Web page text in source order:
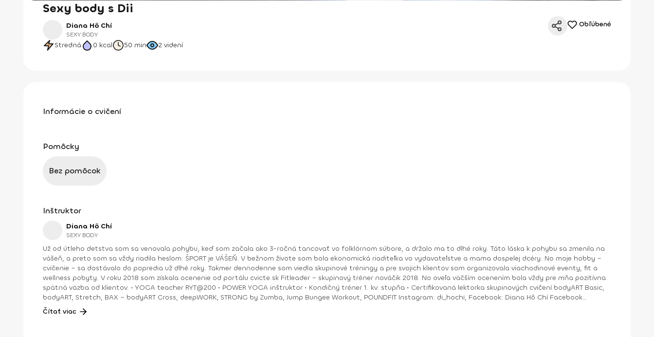
Sexy body s Dii
Diana Hô Chí
SEXY BODY
Stredná 0 kcal 50 min 2 videní
Obľúbené
Informácie o cvičení
Pomôcky
Bez pomôcok
Inštruktor
Diana Hô Chí
SEXY BODY
Už od útleho detstva som sa venovala pohybu, keď som začala ako 3-ročná tancovať vo folklórnom súbore, a držalo ma to dlhé roky. Táto láska k pohybu sa zmenila na
vášeň, a preto som sa vždy riadila heslom: ŠPORT je VÁŠEŇ. V bežnom živote som bola ekonomická riaditeľka vo vydavateľstve a mama dospelej dcéry. No moje hobby –
cvičenie – sa dostávalo do popredia už dlhé roky. Takmer dennodenne som viedla skupinové tréningy a pre svojich klientov som organizovala viachodinové eventy, fit a
wellness pobyty. V roku 2018 som získala ocenenie od portálu cvicte.sk Fitleader – skupinový tréner nováčik 2018. No oveľa väčším ocenením bola vždy pre mňa pozitívna
spätná väzba od klientov. • YOGA teacher RYT@200 • POWER YOGA inštruktor • Kondičný tréner 1. kv. stupňa • Certifikovaná lektorka skupinových cvičení bodyART Basic,
bodyART, Stretch, BAX – bodyART Cross, deepWORK, STRONG by Zumba, Jump Bungee Workout, POUNDFIT Instagram: di_hochi, Facebook: Diana Hô Chí Facebook
skupina: ŠPORT je VÁŠEŇ
Čítať viac